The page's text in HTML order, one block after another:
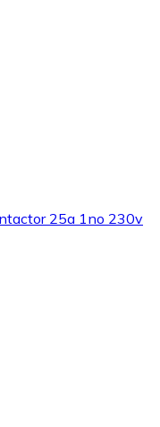
25a 1no 230v